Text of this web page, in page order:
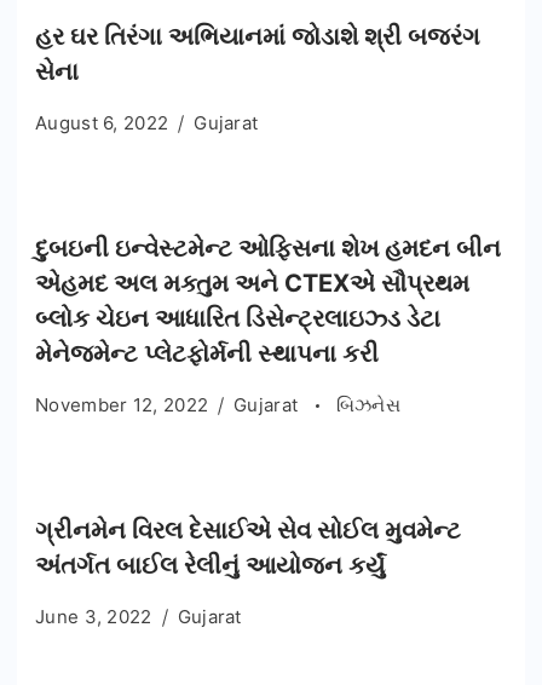
હર ઘર તિરંગા અભિયાનમાં જોડાશે શ્રી બજરંગ
સેના
August 6, 2022 Gujarat
દુબઇની ઇન્વેસ્ટમેન્ટ ઓફિસના શેખ હમદન બીન
એહમદ અલ મક્તુમ અને CTEXએ સૌપ્રથમ
બ્લોક ચેઇન આધારિત ડિસેન્ટ્રલાઇઝ્ડ ડેટા
મેનેજમેન્ટ પ્લેટફોર્મની સ્થાપના કરી
November 12, 2022 Gujarat બિઝનેસ
ગ્રીનમેન વિરલ દેસાઈએ સેવ સોઈલ મુવમેન્ટ
અંતર્ગત બાઈલ રેલીનું આયોજન કર્યું
June 3, 2022 Gujarat